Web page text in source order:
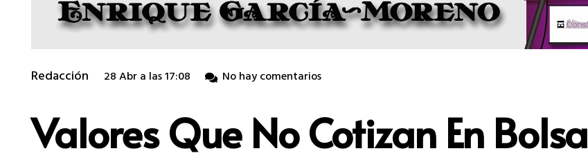
Redacción 28 Abr a las 17:08 No hay comentarios
Valores Que No Cotizan En Bolsa